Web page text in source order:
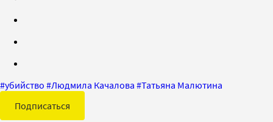
#убийство #Людмила Качалова #Татьяна Малютина
Подписаться